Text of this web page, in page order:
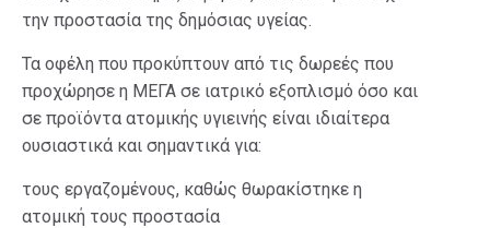
την προστασία της δημόσιας υγείας.
Τα οφέλη που προκύπτουν από τις δωρεές που
προχώρησε η ΜΕΓΑ σε ιατρικό εξοπλισμό όσο και
σε προϊόντα ατομικής υγιεινής είναι ιδιαίτερα
ουσιαστικά και σημαντικά για:
τους εργαζομένους, καθώς θωρακίστηκε η
ατομική τους προστασία